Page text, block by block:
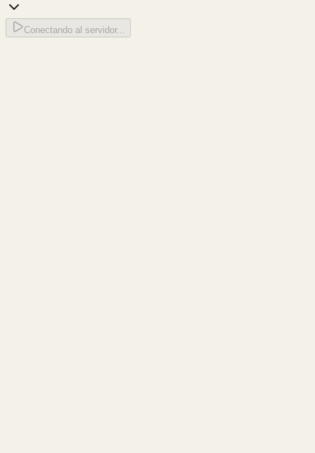
Conectando al servidor...